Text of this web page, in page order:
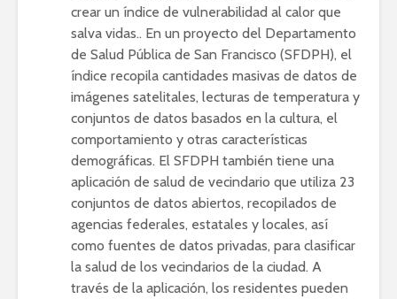
crear un índice de vulnerabilidad al calor que
salva vidas.. En un proyecto del Departamento
de Salud Pública de San Francisco (SFDPH), el
índice recopila cantidades masivas de datos de
imágenes satelitales, lecturas de temperatura y
conjuntos de datos basados ​​en la cultura, el
comportamiento y otras características
demográficas. El SFDPH también tiene una
aplicación de salud de vecindario que utiliza 23
conjuntos de datos abiertos, recopilados de
agencias federales, estatales y locales, así
como fuentes de datos privadas, para clasificar
la salud de los vecindarios de la ciudad. A
través de la aplicación, los residentes pueden